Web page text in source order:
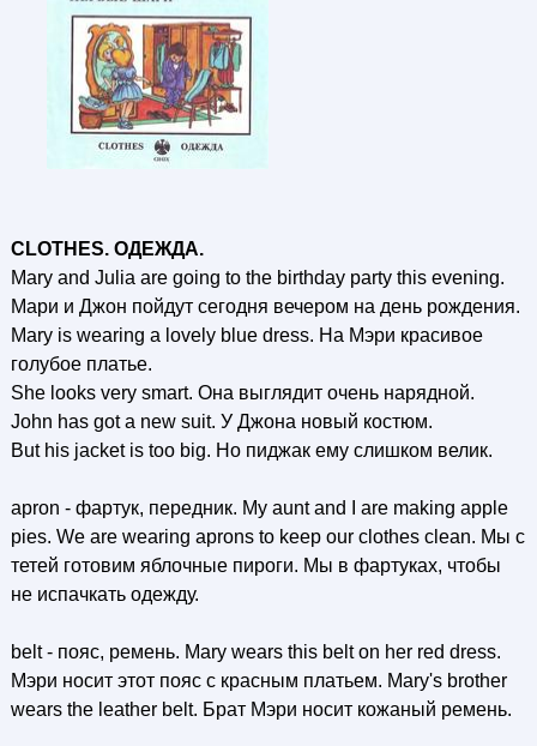
CLOTHES. ОДЕЖДА.
Mary and Julia are going to the birthday party this evening.
Мари и Джон пойдут сегодня вечером на день рождения.
Mary is wearing a lovely blue dress. На Мэри красивое
голубое платье.
She looks very smart. Она выглядит очень нарядной.
John has got a new suit. У Джона новый костюм.
But his jacket is too big. Но пиджак ему слишком велик.
apron - фартук, передник. Му aunt and I are making apple
pies. We are wearing aprons to keep our clothes clean. Мы с
тетей готовим яблочные пироги. Мы в фартуках, чтобы
не испачкать одежду.
belt - пояс, ремень. Mary wears this belt on her red dress.
Мэри носит этот пояс с красным платьем. Mary's brother
wears the leather belt. Брат Мэри носит кожаный ремень.